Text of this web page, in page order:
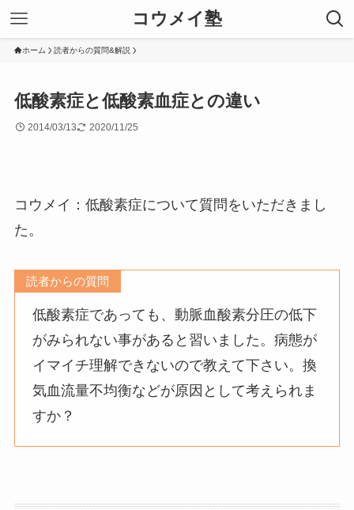
コウメイ塾
ホーム 読者からの質問&解説
低酸素症と低酸素血症との違い
2014/03/13 2020/11/25
コウメイ：低酸素症について質問をいただきまし
た。
読者からの質問
低酸素症であっても、動脈血酸素分圧の低下
がみられない事があると習いました。病態が
イマイチ理解できないので教えて下さい。換
気血流量不均衡などが原因として考えられま
すか？